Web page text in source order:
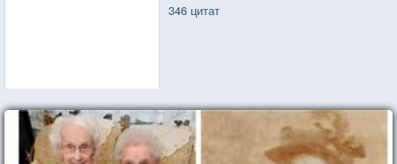
346 цитат